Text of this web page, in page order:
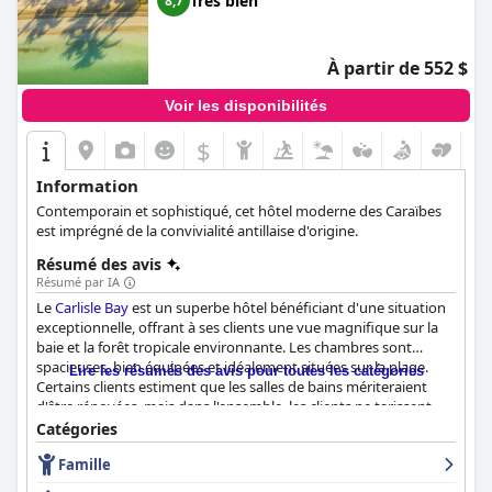
relaxantes dans un endroit magnifique avec un personnel
amical et un service exceptionnel.
À partir de 552 $
Voir les disponibilités
$
Information
Contemporain et sophistiqué, cet hôtel moderne des Caraïbes
est imprégné de la convivialité antillaise d'origine.
Résumé des avis
Résumé par IA
LeCarlisle Bayest un superbe hôtel bénéficiant d'une situation
exceptionnelle, offrant à ses clients une vue magnifique sur la
baie et la forêt tropicale environnante. Les chambres sont
spacieuses, bien équipées et idéalement situées sur la plage.
Certains clients estiment que les salles de bains mériteraient
d'être rénovées, mais dans l'ensemble, les clients ne tarissent
pas d'éloges sur les suites luxueuses et les chambres avec
terrasse en bord de mer. Le personnel de l'hôtelCarlisle Bayest
exceptionnel. Il vous accueille chaleureusement et fait tout son
possible pour que vous passiez un séjour confortable et
Lire les résumés des avis pour toutes les catégories
Catégories
Famille